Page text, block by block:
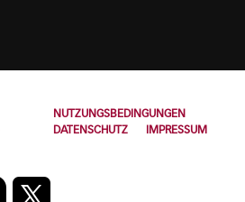
NUTZUNGSBEDINGUNGEN
DATENSCHUTZ
IMPRESSUM